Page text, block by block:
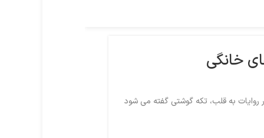
خانگی
به قلب، تکه گوشتی گفته می شود